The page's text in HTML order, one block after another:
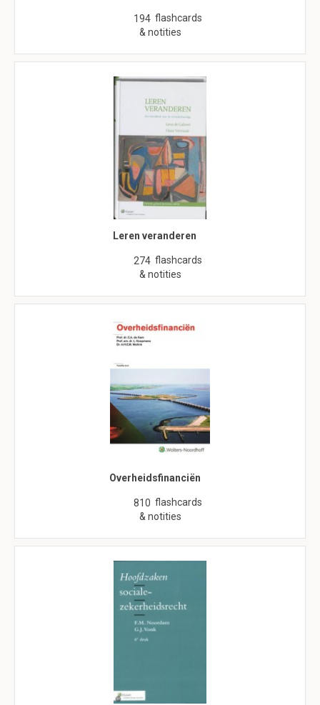
194 flashcards
& notities
Leren veranderen
274 flashcards
& notities
Overheidsfinanciën
810 flashcards
& notities